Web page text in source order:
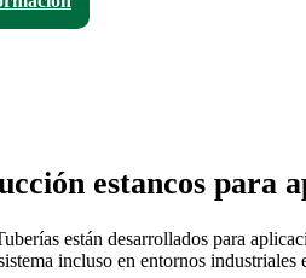
estancos para
están desarrollados para
incluso en entornos industriales